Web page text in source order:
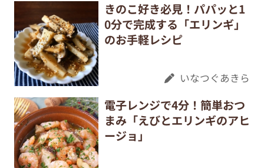
きのこ好き必見！パパッと1
0分で完成する「エリンギ」
のお手軽レシピ
いなつぐあきら
電子レンジで4分！簡単おつ
まみ「えびとエリンギのアヒ
ージョ」